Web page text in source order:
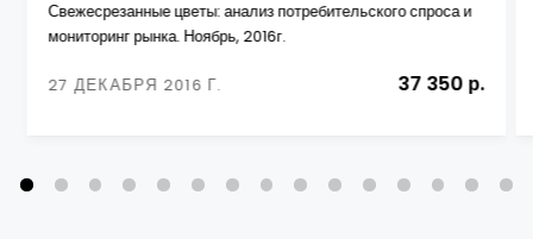
Свежесрезанные цветы: анализ потребительского спроса и
мониторинг рынка. Ноябрь, 2016г.
27 ДЕКАБРЯ 2016 Г. 37 350 р.